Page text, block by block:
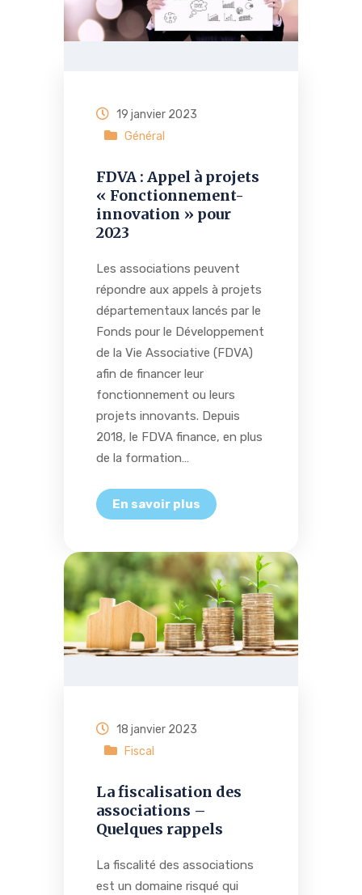
19 janvier 2023
Général
FDVA : Appel à projets
« Fonctionnement-
innovation » pour
2023
Les associations peuvent
répondre aux appels à projets
départementaux lancés par le
Fonds pour le Développement
de la Vie Associative (FDVA)
afin de financer leur
fonctionnement ou leurs
projets innovants. Depuis
2018, le FDVA finance, en plus
de la formation…
18 janvier 2023
Fiscal
La fiscalisation des
associations –
Quelques rappels
La fiscalité des associations
est un domaine risqué qui